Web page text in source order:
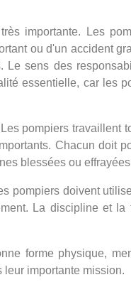
importante. Les
ou d'un accident
sens des
essentielle, car les
pompiers
Chacun doit
blessées ou
pompiers doivent
La discipline et
forme physique,
importante mission.